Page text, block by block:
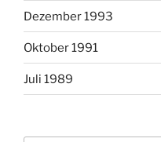
Dezember 1993
Oktober 1991
Juli 1989